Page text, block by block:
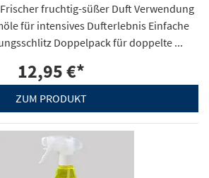
Frischer fruchtig-süßer Duft Verwendung
für intensives Dufterlebnis Einfache
Doppelpack für doppelte ...
12,95 €*
ZUM PRODUKT